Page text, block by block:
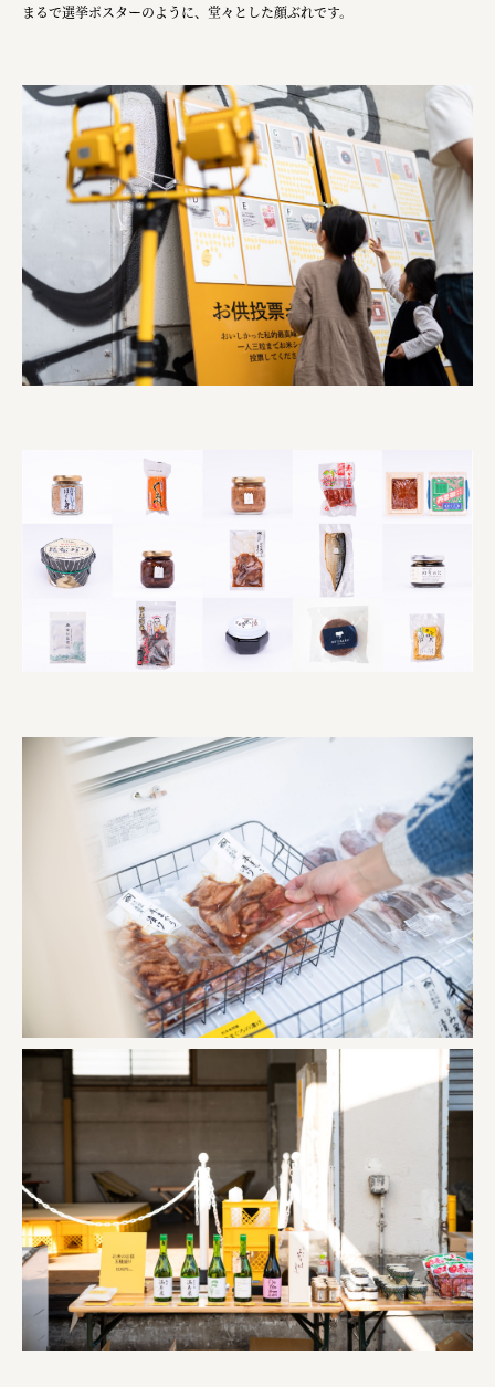
まるで選挙ポスターのように、堂々とした顔ぶれです。